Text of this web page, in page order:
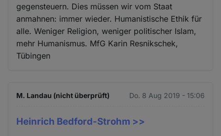
gegensteuern. Dies müssen wir vom Staat
anmahnen: immer wieder. Humanistische Ethik für
alle. Weniger Religion, weniger politischer Islam,
mehr Humanismus. MfG Karin Resnikschek,
Tübingen
M. Landau (nicht überprüft) Do. 8 Aug 2019 - 15:06
Heinrich Bedford-Strohm >>